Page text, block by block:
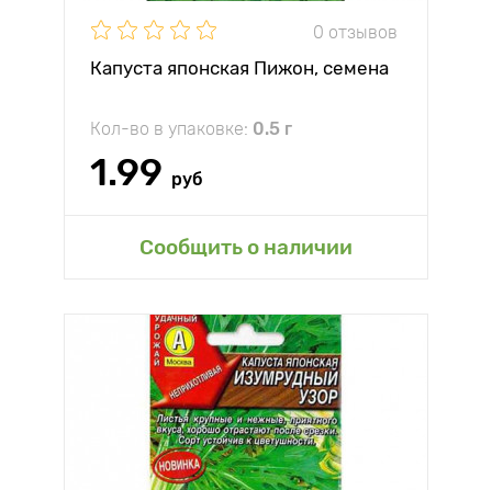
0 отзывов
Капуста японская Пижон, семена
Кол-во в упаковке: 0.5 г
1.99 руб
Сообщить о наличии